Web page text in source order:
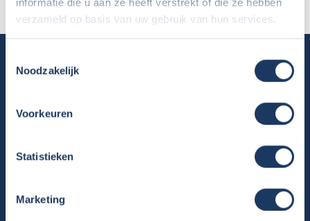
verzameld op basis van uw gebruik van hun services.
Noodzakelijk
Voorkeuren
Statistieken
Marketing
Gratis E-book – Tig Vragen en Antwoorden over het Huren van